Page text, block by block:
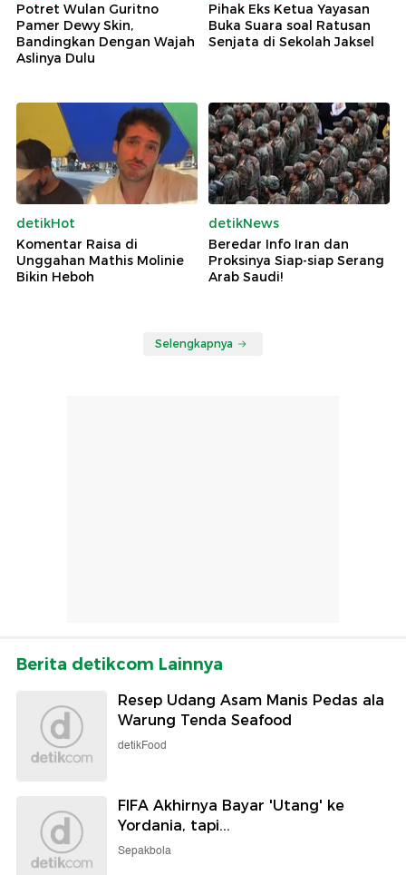
Potret Wulan Guritno
Pamer Dewy Skin,
Bandingkan Dengan Wajah
Aslinya Dulu
Pihak Eks Ketua Yayasan
Buka Suara soal Ratusan
Senjata di Sekolah Jaksel
detikHot
Komentar Raisa di
Unggahan Mathis Molinie
Bikin Heboh
detikNews
Beredar Info Iran dan
Proksinya Siap-siap Serang
Arab Saudi!
Selengkapnya
Berita detikcom Lainnya
Resep Udang Asam Manis Pedas ala
Warung Tenda Seafood
detikFood
FIFA Akhirnya Bayar 'Utang' ke
Yordania, tapi...
Sepakbola